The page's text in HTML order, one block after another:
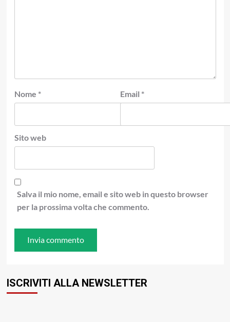
Nome * Email *
Sito web
Salva il mio nome, email e sito web in questo browser
per la prossima volta che commento.
ISCRIVITI ALLA NEWSLETTER